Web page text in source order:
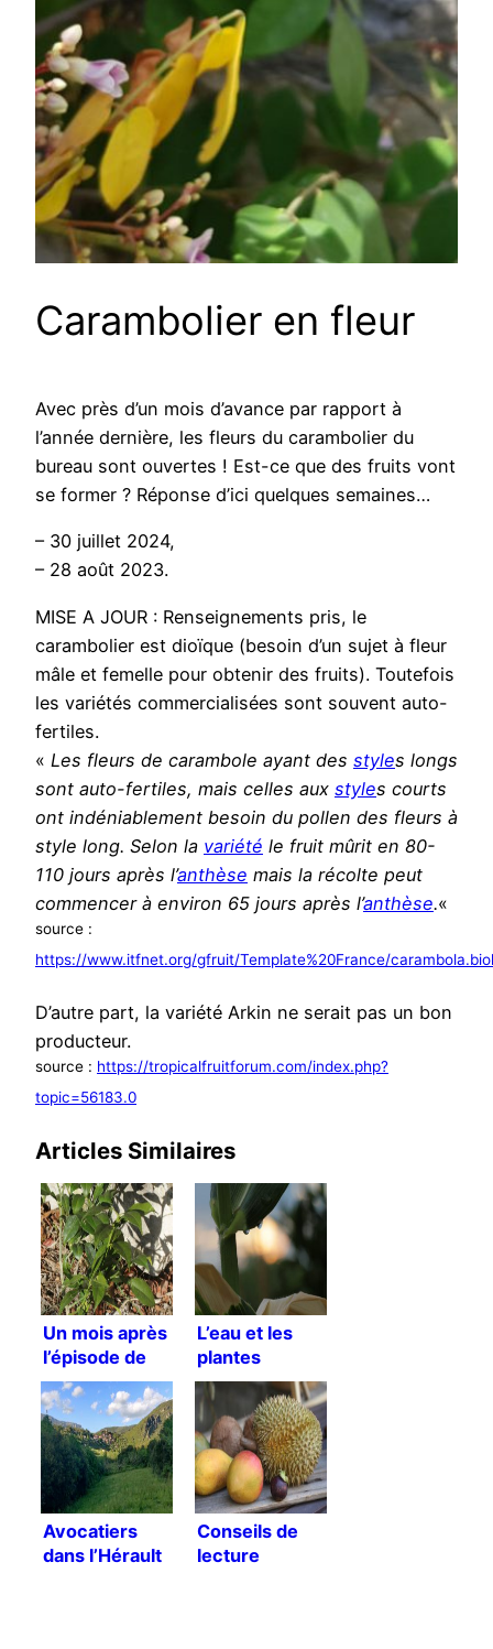
Carambolier en fleur
Avec près d’un mois d’avance par rapport à
l’année dernière, les fleurs du carambolier du
bureau sont ouvertes ! Est-ce que des fruits vont
se former ? Réponse d’ici quelques semaines…
– 30 juillet 2024,
– 28 août 2023.
MISE A JOUR : Renseignements pris, le
carambolier est dioïque (besoin d’un sujet à fleur
mâle et femelle pour obtenir des fruits). Toutefois
les variétés commercialisées sont souvent auto-
fertiles.
« Les fleurs de carambole ayant des styles longs
sont auto-fertiles, mais celles aux styles courts
ont indéniablement besoin du pollen des fleurs à
style long. Selon la variété le fruit mûrit en 80-
110 jours après l’anthèse mais la récolte peut
commencer à environ 65 jours après l’anthèse.«
source :
https://www.itfnet.org/gfruit/Template%20France/
D’autre part, la variété Arkin ne serait pas un bon
producteur.
source : https://tropicalfruitforum.com/index.php?
topic=56183.0
Articles Similaires
Un mois après
l’épisode de
froid
L’eau et les
plantes
Avocatiers
dans l’Hérault
Conseils de
lecture